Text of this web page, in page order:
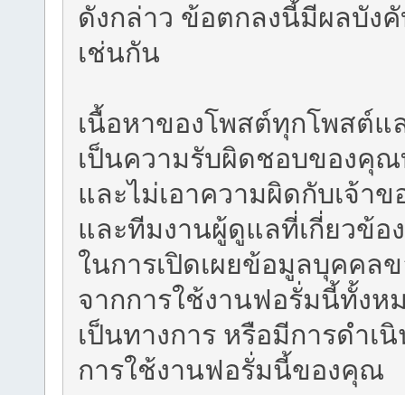
ดังกล่าว ข้อตกลงนี้มีผลบัง
เช่นกัน
เนื้อหาของโพสต์ทุกโพสต์
เป็นความรับผิดชอบของคุ
และไม่เอาความผิดกับเจ้า
และทีมงานผู้ดูแลที่เกี่ยวข้
ในการเปิดเผยข้อมูลบุคคล
จากการใช้งานฟอรั่มนี้ทั้งห
เป็นทางการ หรือมีการดำเ
การใช้งานฟอรั่มนี้ของคุณ